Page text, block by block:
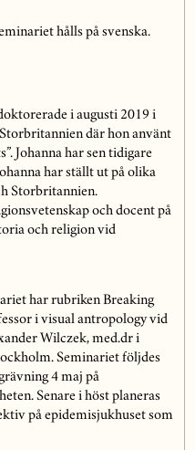
hålls på svenska.
i augusti 2019 i
där hon använt
Johanna har sen tidigare
har ställt ut på olika
Storbritannien.
och docent på
och religion vid
har rubriken Breaking
i visual antropology vid
Wilczek, med.dr i
Seminariet följdes
4 maj på
Senare i höst planeras
på epidemisjukhuset som